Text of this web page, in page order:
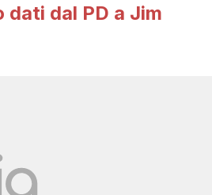
dati dal PD a Jim